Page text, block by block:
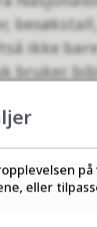
ikke
bruker
høy
eller